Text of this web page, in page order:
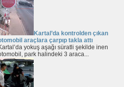
Kartal’da kontrolden çıkan
araçlara çarpıp takla attı
yokuş aşağı süratli şekilde inen
park halindeki 3 araca...